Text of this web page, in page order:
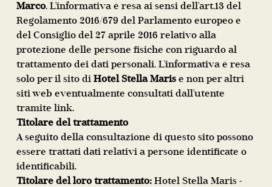
Marco. L'informativa è resa ai sensi dell'art.13 del
Regolamento 2016/679 del Parlamento europeo e
del Consiglio del 27 aprile 2016 relativo alla
protezione delle persone fisiche con riguardo al
trattamento dei dati personali. L'informativa è resa
solo per il sito di Hotel Stella Maris e non per altri
siti web eventualmente consultati dall'utente
tramite link.
Titolare del trattamento
A seguito della consultazione di questo sito possono
essere trattati dati relativi a persone identificate o
identificabili.
Titolare del loro trattamento: Hotel Stella Maris -